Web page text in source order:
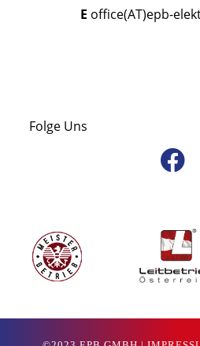
E office(AT)epb-
Folge Uns